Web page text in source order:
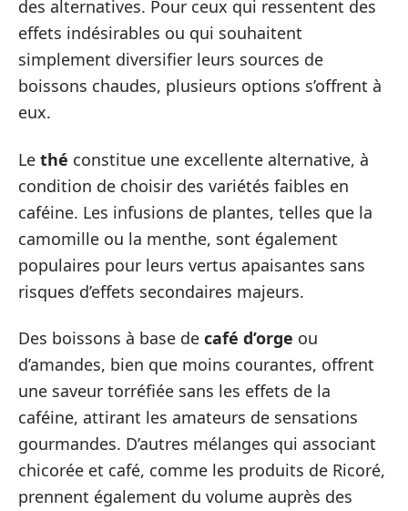
des alternatives. Pour ceux qui ressentent des
effets indésirables ou qui souhaitent
simplement diversifier leurs sources de
boissons chaudes, plusieurs options s’offrent à
eux.
Le thé constitue une excellente alternative, à
condition de choisir des variétés faibles en
caféine. Les infusions de plantes, telles que la
camomille ou la menthe, sont également
populaires pour leurs vertus apaisantes sans
risques d’effets secondaires majeurs.
Des boissons à base de café d’orge ou
d’amandes, bien que moins courantes, offrent
une saveur torréfiée sans les effets de la
caféine, attirant les amateurs de sensations
gourmandes. D’autres mélanges qui associant
chicorée et café, comme les produits de Ricoré,
prennent également du volume auprès des